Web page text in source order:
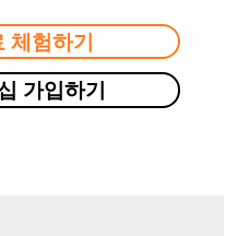
체험하기
가입하기